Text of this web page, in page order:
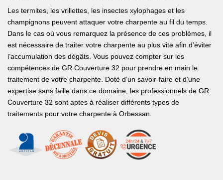
Les termites, les vrillettes, les insectes xylophages et les
champignons peuvent attaquer votre charpente au fil du temps.
Dans le cas où vous remarquez la présence de ces problèmes, il
est nécessaire de traiter votre charpente au plus vite afin d’éviter
l’accumulation des dégâts. Vous pouvez compter sur les
compétences de GR Couverture 32 pour prendre en main le
traitement de votre charpente. Doté d’un savoir-faire et d’une
expertise sans faille dans ce domaine, les professionnels de GR
Couverture 32 sont aptes à réaliser différents types de
traitements pour votre charpente à Orbessan.